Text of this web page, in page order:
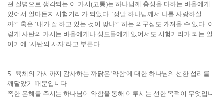
떤 질병으로 생각되는 이 가시(고통)는 하나님께 충성을 다하는 바울에게
있어서 얼마든지 시험거리가 되었다. ‘정말 하나님께서 나를 사랑하실
까?’ 혹은 ‘내가 잘 하고 있는 것이 맞나?’ 하는 의구심도 가져올 수 있다. 이
렇게 사탄의 가시는 바울에게나 성도들에게 있어서도 시험거리가 되는 일
이기에 ‘사탄의 사자’라고 부른다.
5. 육체의 가시까지 감사하는 까닭은 ‘약함’에 대한 하나님의 선한 섭리를
깨달았기 때문입니다
족한 은혜를 주시는 하나님이 약함을 통해 이루시는 선한 목적이 무엇입니